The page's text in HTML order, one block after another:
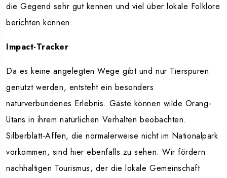
die Gegend sehr gut kennen und viel über lokale Folklore
berichten können.
Impact-Tracker
Da es keine angelegten Wege gibt und nur Tierspuren
genutzt werden, entsteht ein besonders
naturverbundenes Erlebnis. Gäste können wilde Orang-
Utans in ihrem natürlichen Verhalten beobachten.
Silberblatt-Affen, die normalerweise nicht im Nationalpark
vorkommen, sind hier ebenfalls zu sehen.Wir fördern
nachhaltigen Tourismus, der die lokale Gemeinschaft